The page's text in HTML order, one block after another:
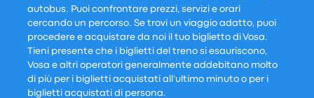
autobus. Puoi confrontare prezzi, servizi e orari
cercando un percorso. Se trovi un viaggio adatto, puoi
procedere e acquistare da noi il tuo biglietto di Vosa.
Tieni presente che i biglietti del treno si esauriscono,
Vosa e altri operatori generalmente addebitano molto
di più per i biglietti acquistati all'ultimo minuto o per i
biglietti acquistati di persona.